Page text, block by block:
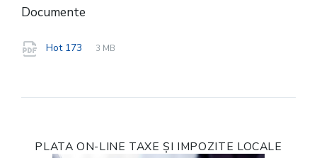
Documente
Hot 173
File
pdf
File
3 MB
PLATA ON-LINE TAXE ȘI IMPOZITE LOCALE